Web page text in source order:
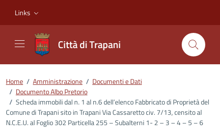
Links
Città di Trapani
Home / Amministrazione / Documenti e Dati
/ Documento Albo Pretorio
/ Scheda immobili dal n. 1 al n.6 dell’elenco Fabbricato di Proprietà del
Comune di Trapani sito in Trapani Via Cassaretto civ. 7/13, censito al
N.C.E.U. al Foglio 302 Particella 255 – Subalterni 1- 2 – 3 – 4 – 5 – 6